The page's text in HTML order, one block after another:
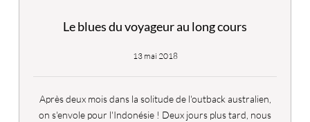
Le blues du voyageur au long cours
13 mai 2018
Après deux mois dans la solitude de l'outback australien,
on s'envole pour l'Indonésie ! Deux jours plus tard, nous